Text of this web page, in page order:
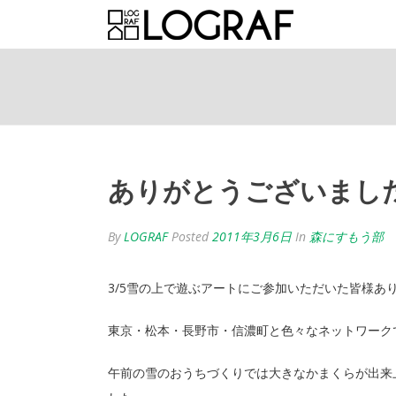
ありがとうございまし
ByLOGRAF Posted 2011年3月6日 In 森にすもう部
3/5雪の上で遊ぶアートにご参加いただいた皆様あ
東京・松本・長野市・信濃町と色々なネットワー
午前の雪のおうちづくりでは大きなかまくらが出